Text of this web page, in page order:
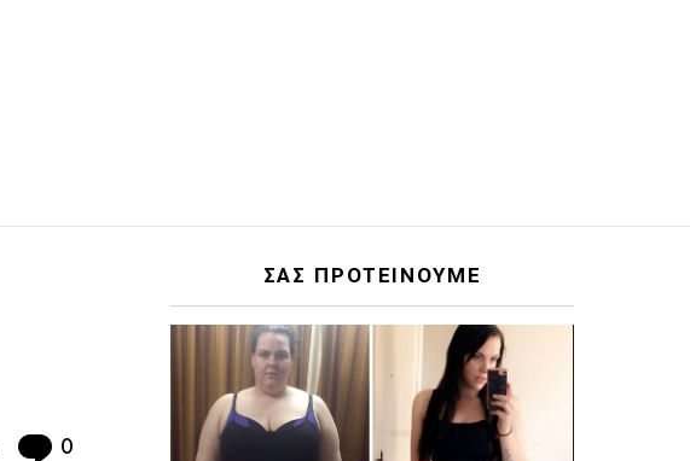
0
ΣΑΣ ΠΡΟΤΕΙΝΟΥΜΕ